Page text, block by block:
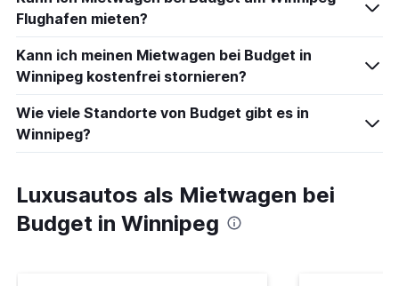
Flughafen mieten?
Kann ich meinen Mietwagen bei Budget in
Winnipeg kostenfrei stornieren?
Wie viele Standorte von Budget gibt es in
Winnipeg?
Luxusautos als Mietwagen bei
Budget in Winnipeg